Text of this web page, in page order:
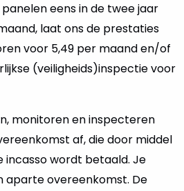
eens in de twee jaar
laat ons de prestaties
voor 5,49 per maand en/of
(veiligheids)inspectie voor
monitoren en inspecteren
af, die door middel
incasso wordt betaald. Je
aparte overeenkomst. De